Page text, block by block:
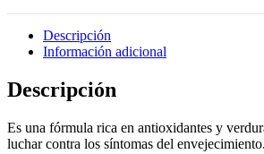
Descripción
Información adicional
Descripción
Es una fórmula rica en antioxidantes y
luchar contra los síntomas del